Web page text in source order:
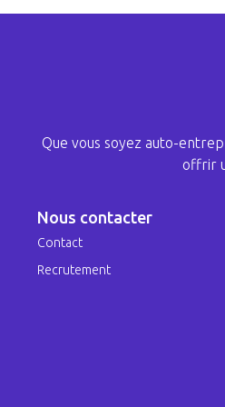
Que vous soyez auto-
offrir
Nous contacter
Contact
Recrutement